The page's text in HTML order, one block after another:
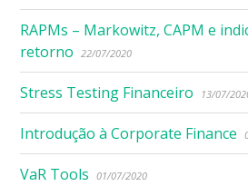
RAPMs – Markowitz, CAPM e
retorno
22/07/2020
Stress Testing Financeiro 13/07/
Introdução à Corporate Finance
VaR Tools 01/07/2020